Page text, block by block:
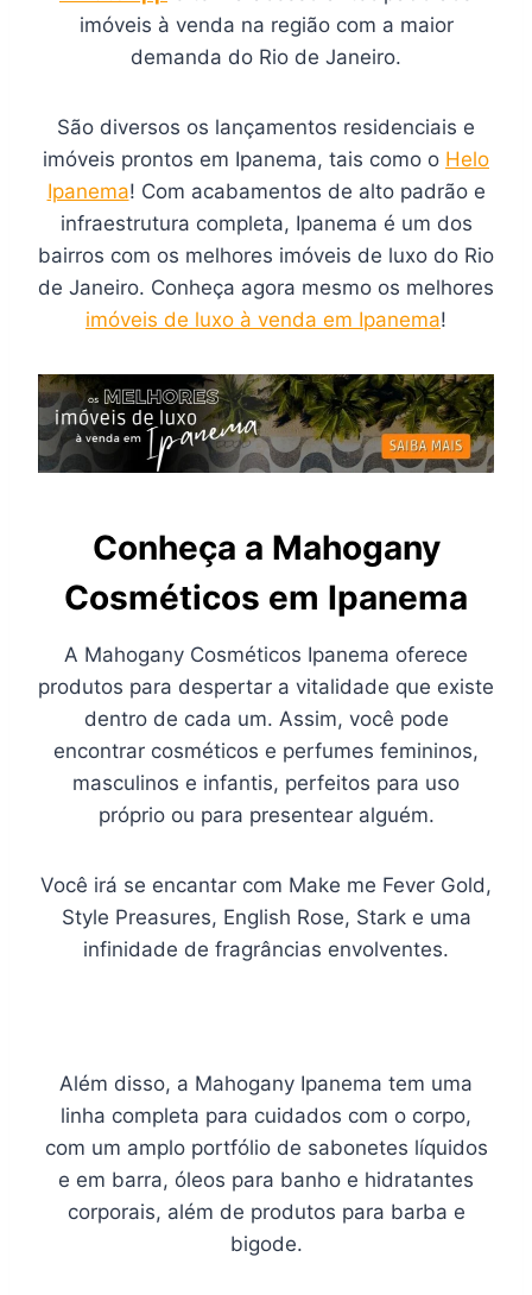
imóveis à venda na região com a maior
demanda do Rio de Janeiro.
São diversos os lançamentos residenciais e
imóveis prontos em Ipanema, tais como o Helo
Ipanema! Com acabamentos de alto padrão e
infraestrutura completa, Ipanema é um dos
bairros com os melhores imóveis de luxo do Rio
de Janeiro. Conheça agora mesmo os melhores
imóveis de luxo à venda em Ipanema!
Conheça a Mahogany
Cosméticos em Ipanema
A Mahogany Cosméticos Ipanema oferece
produtos para despertar a vitalidade que existe
dentro de cada um. Assim, você pode
encontrar cosméticos e perfumes femininos,
masculinos e infantis, perfeitos para uso
próprio ou para presentear alguém.
Você irá se encantar com Make me Fever Gold,
Style Preasures, English Rose, Stark e uma
infinidade de fragrâncias envolventes.
Além disso, a Mahogany Ipanema tem uma
linha completa para cuidados com o corpo,
com um amplo portfólio de sabonetes líquidos
e em barra, óleos para banho e hidratantes
corporais, além de produtos para barba e
bigode.